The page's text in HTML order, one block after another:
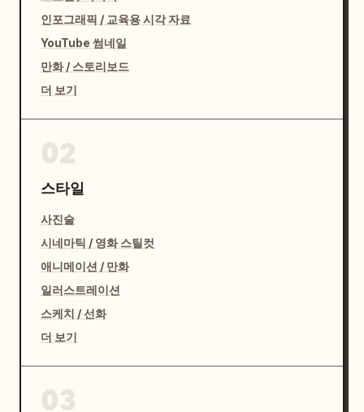
인포그래픽 / 교육용 시각 자료
YouTube 썸네일
만화 / 스토리보드
더 보기
스타일
사진술
시네마틱 / 영화 스틸컷
애니메이션 / 만화
일러스트레이션
스케치 / 선화
더 보기